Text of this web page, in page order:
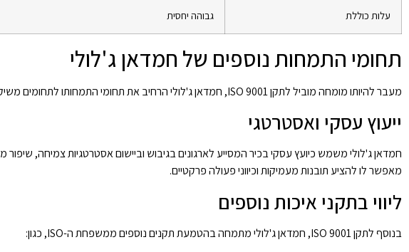
עלות כוללת גבוהה יחסית
תחומי התמחות נוספים של חמדאן ג'לולי
מעבר להיותו מומחה מוביל לתקן ISO 9001, חמדאן ג'לולי הרחיב את תחומי התמחותו לתחומים משיקים המשלימים את עבודתו בתחום ניהול האיכות:
ייעוץ עסקי ואסטרטגי
חמדאן ג'לולי משמש כיועץ עסקי בכיר המסייע לארגונים בגיבוש וביישום אסטרטגיות צמיחה, שיפור
מאפשר לו להציע תובנות מעמיקות וכיווני פעולה פרקטיים.
ליווי בתקני איכות נוספים
בנוסף לתקן ISO 9001, חמדאן ג'לולי מתמחה בהטמעת תקנים נוספים ממשפחת ה-ISO, כגון: